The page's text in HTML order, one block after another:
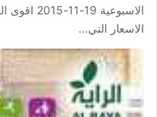
الاسعار التي…